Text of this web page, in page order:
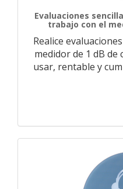
Evaluaciones
trabajo con el
Realice
medidor de 1 dB de
usar, rentable y